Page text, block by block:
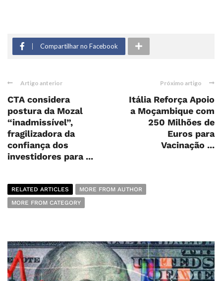
Compartilhar no Facebook
Artigo anterior
CTA considera
postura da Mozal
“inadmissível”,
fragilizadora da
confiança dos
investidores para ...
Próximo artigo
Itália Reforça Apoio
a Moçambique com
250 Milhões de
Euros para
Vacinação ...
RELATED ARTICLES
MORE FROM AUTHOR
MORE FROM CATEGORY